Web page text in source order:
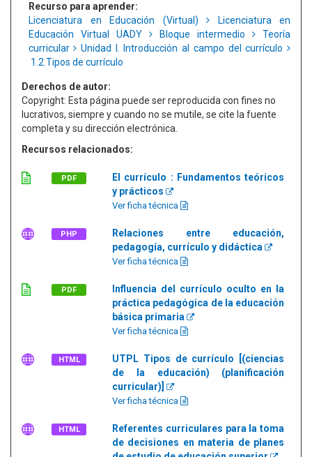
Recurso para aprender:
Licenciatura en Educación (Virtual)
Licenciatura en
Educación Virtual UADY
Bloque intermedio
Teoría
curricular
Unidad I. Introducción al campo del currículo
1.2.Tipos de currículo
Derechos de autor:
Copyright: Esta página puede ser reproducida con fines no
lucrativos, siempre y cuando no se mutile, se cite la fuente
completa y su dirección electrónica.
Recursos relacionados:
PDF
El currículo : Fundamentos teóricos
y prácticos
Ver ficha técnica
PHP
Relaciones entre educación,
pedagogía, currículo y didáctica
Ver ficha técnica
PDF
Influencia del currículo oculto en la
práctica pedagógica de la educación
básica primaria
Ver ficha técnica
HTML
UTPL Tipos de currículo [(ciencias
de la educación) (planificación
curricular)]
Ver ficha técnica
HTML
Referentes curriculares para la toma
de decisiones en materia de planes